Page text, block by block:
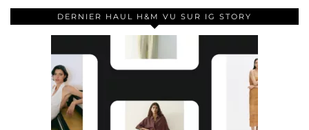
DERNIER HAUL H&M VU SUR IG STORY